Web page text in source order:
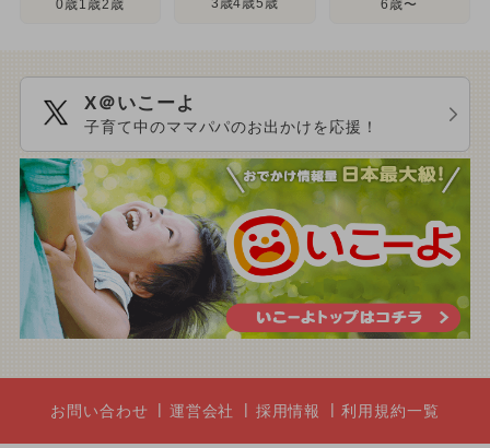
0歳1歳2歳 3歳4歳5歳 6歳〜
X＠いこーよ
子育て中のママパパのお出かけを応援！
お問い合わせ 運営会社 採用情報 利用規約一覧